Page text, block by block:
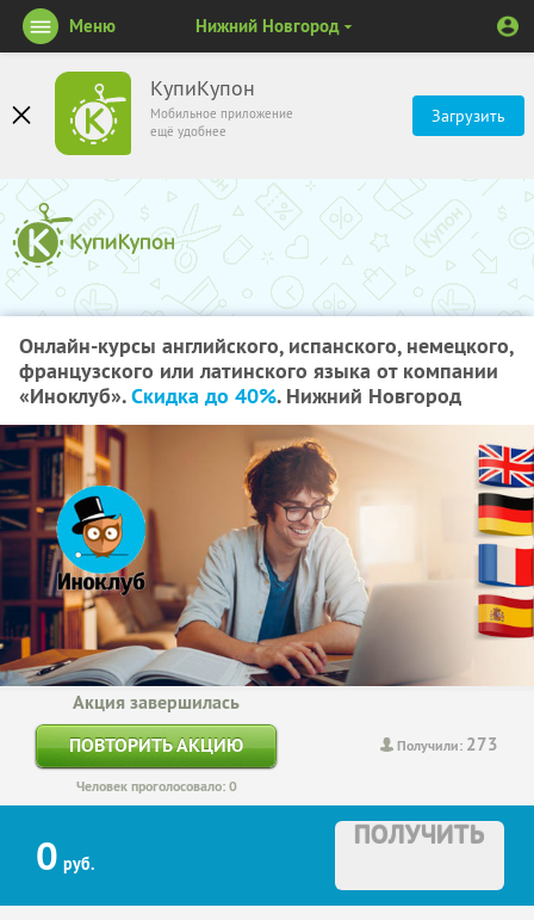
КупиКупон
Мобильное приложение
ещё удобнее
Загрузить
Меню Нижний Новгород
Онлайн-курсы английского, испанского, немецкого,
французского или латинского языка от компании
«Иноклуб».Скидка до 40%. Нижний Новгород
Получили: 273
Акция завершилась
ПОВТОРИТЬ АКЦИЮ
Человек проголосовало: 0
0 руб.
ПОЛУЧИТЬ